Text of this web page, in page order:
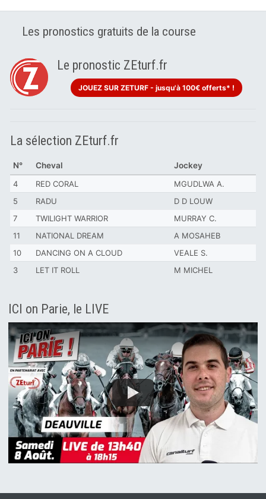
Les pronostics gratuits de la course
Le pronostic ZEturf.fr
JOUEZ SUR ZETURF - jusqu'à 100€ offerts* !
La sélection ZEturf.fr
N° Cheval
Jockey
4
RED CORAL
MGUDLWA A.
5
RADU
D D LOUW
7
TWILIGHT WARRIOR
MURRAY C.
11
NATIONAL DREAM
A MOSAHEB
10
DANCING ON A CLOUD
VEALE S.
3
LET IT ROLL M MICHEL
ICI on Parie, le LIVE